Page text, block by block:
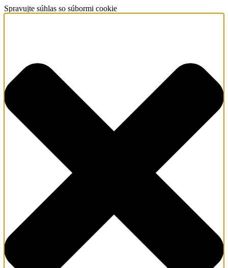
Spravujte súhlas so súbormi cookie